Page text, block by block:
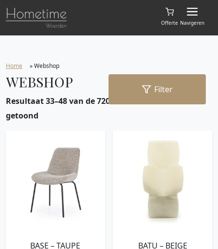
Offerte Navigeren
Home »Webshop
WEBSHOP
Filter
Resultaat 33–48 van de 720 resultaten wordt
getoond
BASE – TAUPE
BATU – BEIGE